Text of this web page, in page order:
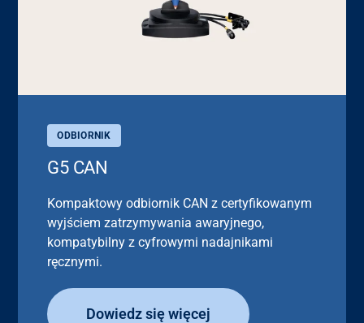
ODBIORNIK
G5 CAN
Kompaktowy odbiornik CAN z certyfikowanym
wyjściem zatrzymywania awaryjnego,
kompatybilny z cyfrowymi nadajnikami
ręcznymi.
Dowiedz się więcej